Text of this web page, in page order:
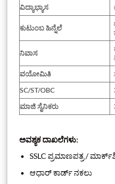
ವಿದ್ಯಾಭ್ಯಾಸ
ಕುಟುಂಬ ಹಿನ್ನೆಲೆ
ನಿವಾಸ
ವಯೋಮಿತಿ
SC/ST/OBC
ಮಾಜಿ ಸೈನಿಕರು
ಅವಶ್ಯಕ ದಾಖಲೆಗಳು:
SSLC ಪ್ರಮಾಣಪತ್ರ /
ಆಧಾರ್ ಕಾರ್ಡ್ ನಕಲು